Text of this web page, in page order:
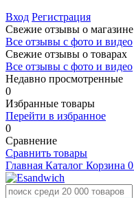
Вход Регистрация
Свежие отзывы о магазине
Все отзывы с фото и видео
Свежие отзывы о товарах
Все отзывы c фото и видео
Недавно просмотренные
0
Избранные товары
Перейти в избранное
0
Сравнение
Сравнить товары
Главная Каталог Корзина 0